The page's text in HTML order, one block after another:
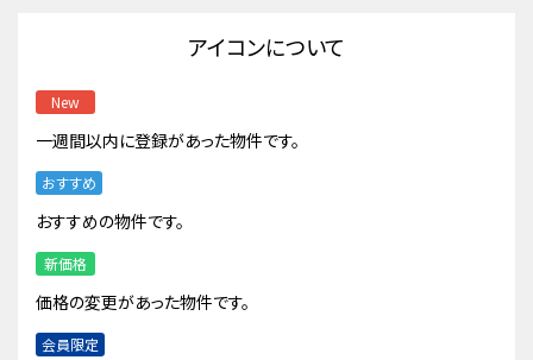
アイコンについて
New
一週間以内に登録があった物件です。
おすすめ
おすすめの物件です。
新価格
価格の変更があった物件です。
会員限定